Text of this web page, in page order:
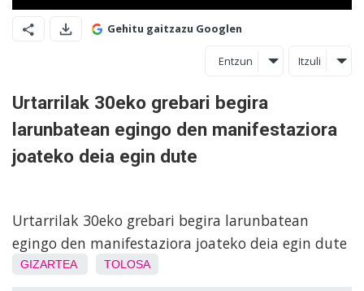
Gehitu gaitzazu Googlen
Entzun Itzuli
Urtarrilak 30eko grebari begira
larunbatean egingo den manifestaziora
joateko deia egin dute
Urtarrilak 30eko grebari begira larunbatean
egingo den manifestaziora joateko deia egin dute
GIZARTEA TOLOSA